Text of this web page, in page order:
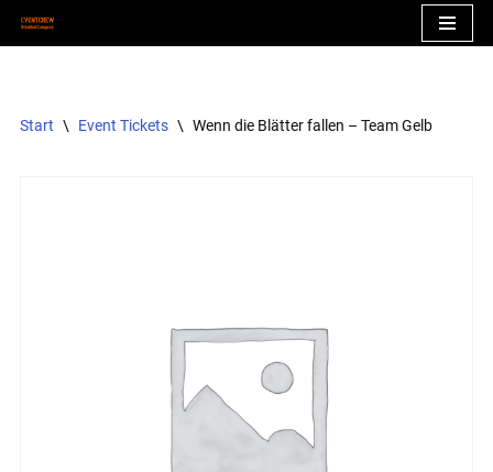
Start \ Event Tickets \ Wenn die Blätter fallen – Team Gelb